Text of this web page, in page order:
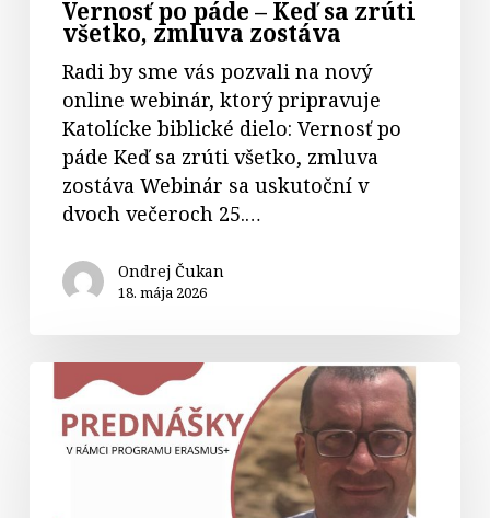
Vernosť po páde – Keď sa zrúti
všetko, zmluva zostáva
Radi by sme vás pozvali na nový
online webinár, ktorý pripravuje
Katolícke biblické dielo: Vernosť po
páde Keď sa zrúti všetko, zmluva
zostáva Webinár sa uskutoční v
dvoch večeroch 25.…
Ondrej Čukan
18. mája 2026
Biblický
teológ
prof.
Piotr